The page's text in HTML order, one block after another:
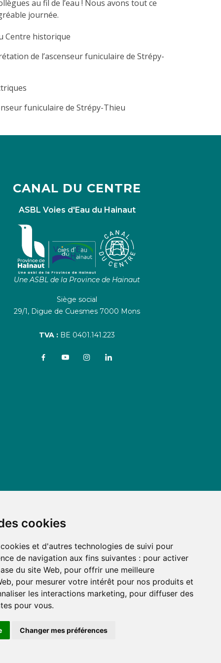
cookies
et d'autres technologies de suivi pour
de navigation aux fins suivantes : pour activer
du site Web, pour offrir une meilleure
, pour mesurer votre intérêt pour nos produits et
les interactions marketing, pour diffuser des
pour vous.
Changer mes préférences
au fil de l’eau ! Nous avons tout ce
journée.
Centre historique
de l’ascenseur funiculaire de Strépy-
funiculaire de Strépy-Thieu
CANAL DU CENTRE
ASBL Voies d'Eau du Hainaut
Une ASBL de la Province de Hainaut
Siège social
29/1, Digue de Cuesmes 7000 Mons
TVA : BE 0401.141.223